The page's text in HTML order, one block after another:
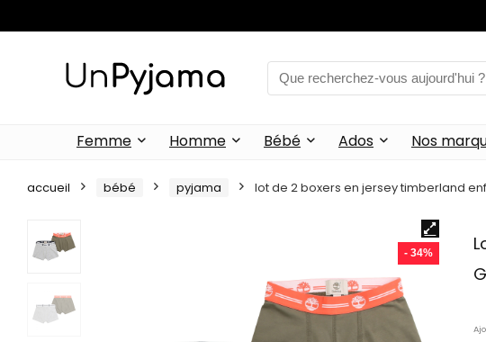
Femme Homme Bébé Ados Nos
accueil bébé pyjama lot de 2 boxers en jersey timberland
- 34%